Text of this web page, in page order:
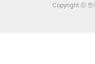
Copyright ⓒ 한